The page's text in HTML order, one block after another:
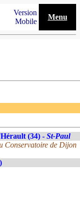
Version
Mobile
Menu
(34) - St-Paul
Conservatoire de Dijon